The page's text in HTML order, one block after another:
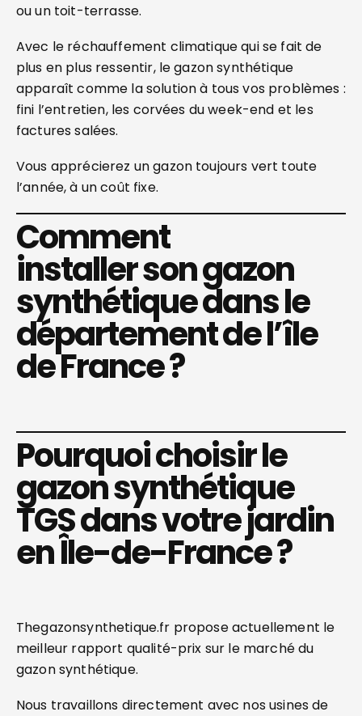
ou un toit-terrasse.
Avec le réchauffement climatique qui se fait de
plus en plus ressentir, le gazon synthétique
apparaît comme la solution à tous vos problèmes :
fini l’entretien, les corvées du week-end et les
factures salées.
Vous apprécierez un gazon toujours vert toute
l’année, à un coût fixe.
Comment
installer son gazon
synthétique dans le
département de l’île
de France ?
Pourquoi choisir le
gazon synthétique
TGS dans votre jardin
en Île-de-France ?
Thegazonsynthetique.fr propose actuellement le
meilleur rapport qualité-prix sur le marché du
gazon synthétique.
Nous travaillons directement avec nos usines de